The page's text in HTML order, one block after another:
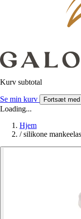
Kurv subtotal
Se min kurv Fortsæt med
Loading...
Hjem
/ silikone